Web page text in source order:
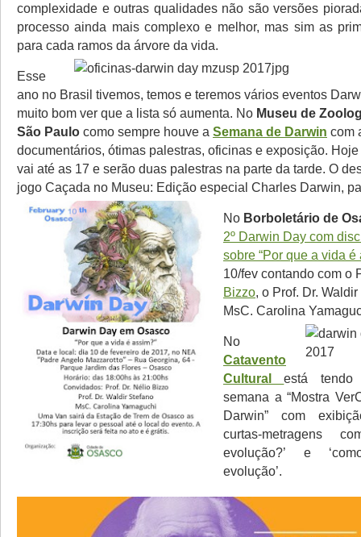
complexidade e outras qualidades não são versões
processo ainda mais complexo e melhor, mas sim as
para cada ramos da árvore da vida.
Esse
ano no Brasil tivemos, temos e teremos vários eventos
muito bom ver que a lista só aumenta. No Museu de
São Paulo como sempre houve a Semana de Darwin com
documentários, ótimas palestras, oficinas e exposição.
vai até as 17 e serão duas palestras na parte da tarde. O
jogo Caçada no Museu: Edição especial Charles Darwin,
No Borboletário de
2º Darwin Day com
sobre “Por que a vida é
10/fev contando com o
Bizzo, o Prof. Dr.
MsC. Carolina
No
Catavento
Cultural
está
semana a “Mostra
Darwin” com
curtas-metragens
evolução?’ e
evolução’.